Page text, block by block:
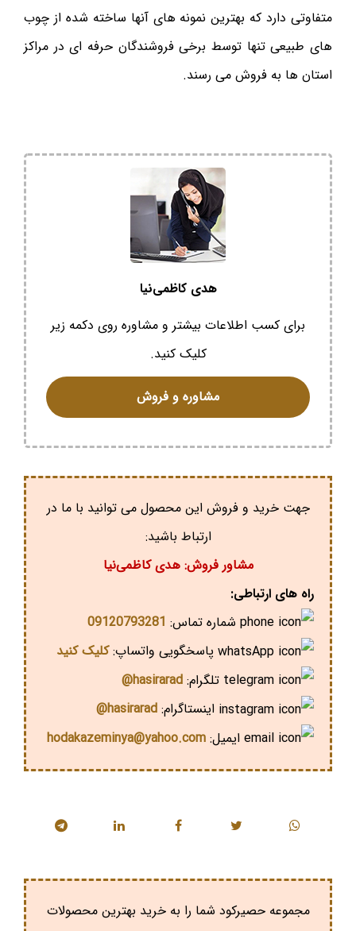
متفاوتی دارد که بهترین نمونه های آنها ساخته شده از چوب
های طبیعی تنها توسط برخی فروشندگان حرفه ای در مراکز
استان ها به فروش می رسند.
هدی کاظمی‌نیا
برای کسب اطلاعات بیشتر و مشاوره روی دکمه زیر
کلیک کنید.
مشاوره و فروش
جهت خرید و فروش این محصول می توانید با ما در
ارتباط باشید:
مشاور فروش: هدی کاظمی‌نیا
راه های ارتباطی:
شماره تماس: 09120793281
پاسخگویی واتساپ:کلیک کنید
تلگرام: hasirarad@
اینستاگرام: hasirarad@
ایمیل: hodakazeminya@yahoo.com
مجموعه حصیرکود شما را به خرید بهترین محصولات